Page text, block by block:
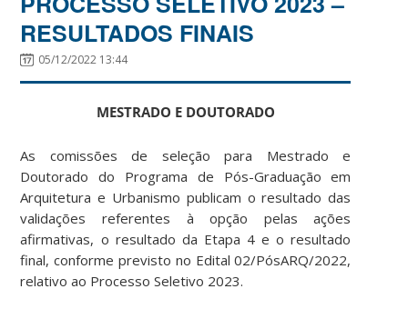
RESULTADOS FINAIS
05/12/2022 13:44
MESTRADO E DOUTORADO
As comissões de seleção para Mestrado e
Doutorado do Programa de Pós-Graduação em
Arquitetura e Urbanismo publicam o resultado das
validações referentes à opção pelas ações
afirmativas, o resultado da Etapa 4 e o resultado
final, conforme previsto no Edital 02/PósARQ/2022,
relativo ao Processo Seletivo 2023.